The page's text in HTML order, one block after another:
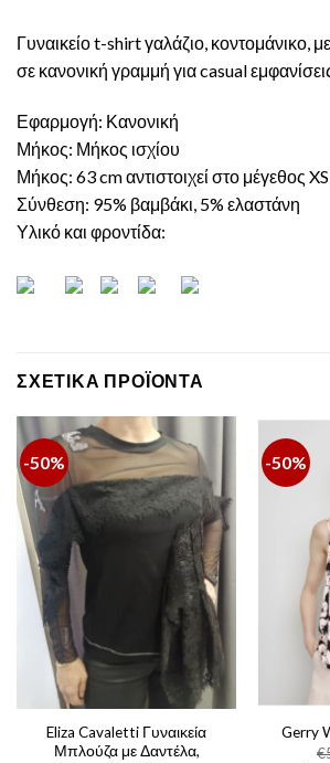
Γυναικείο t-shirt γαλάζιο, κοντομάνικο,
σε κανονική γραμμή για casual
Εφαρμογή: Κανονική
Μήκος: Μήκος ισχίου
Μήκος: 63 cm αντιστοιχεί στο μέγεθος XS
Σύνθεση: 95% βαμβάκι, 5% ελαστάνη
Υλικό και φροντίδα:
ΣΧΕΤΙΚΆ ΠΡΟΪΌΝΤΑ
-50%
Eliza Cavaletti Γυναικεία
Μπλούζα με Δαντέλα,
-50%
Gerry
€